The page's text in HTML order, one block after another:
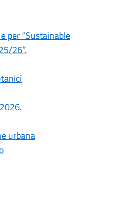
per “Sustainable
26”.
urbana